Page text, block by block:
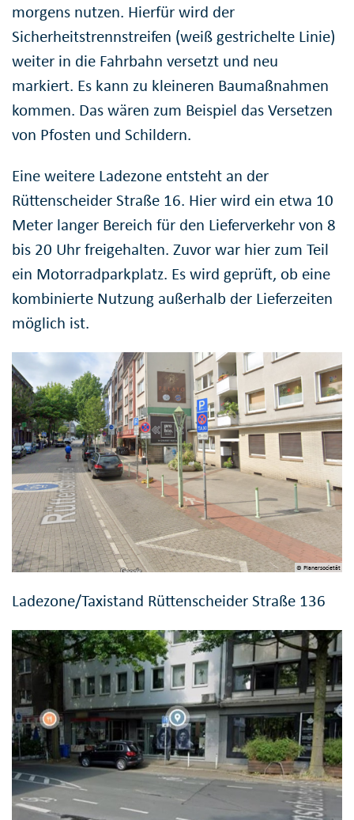
morgens nutzen. Hierfür wird der
Sicherheitstrennstreifen (weiß gestrichelte Linie)
weiter in die Fahrbahn versetzt und neu
markiert. Es kann zu kleineren Baumaßnahmen
kommen. Das wären zum Beispiel das Versetzen
von Pfosten und Schildern.
Eine weitere Ladezone entsteht an der
Rüttenscheider Straße 16. Hier wird ein etwa 10
Meter langer Bereich für den Lieferverkehr von 8
bis 20 Uhr freigehalten. Zuvor war hier zum Teil
ein Motorradparkplatz. Es wird geprüft, ob eine
kombinierte Nutzung außerhalb der Lieferzeiten
möglich ist.
© Planersocietät
Ladezone/Taxistand Rüttenscheider Straße 136